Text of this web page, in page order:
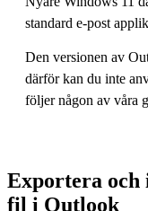
standard e-post
Den versionen av
därför kan du inte
följer någon av våra
Exportera och
fil i Outlook